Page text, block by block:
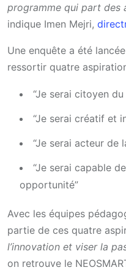
programme qui part des
indique Imen Mejri,
Une enquête a été
ressortir quatre
“Je serai citoyen du
“Je serai créatif et
“Je serai acteur de
“Je serai capable
opportunité”
Avec les équipes
partie de ces quatre
l’innovation et viser la
on retrouve le